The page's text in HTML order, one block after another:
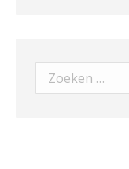
Search: